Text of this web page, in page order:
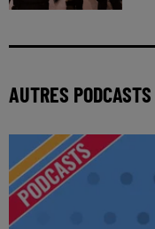
AUTRES